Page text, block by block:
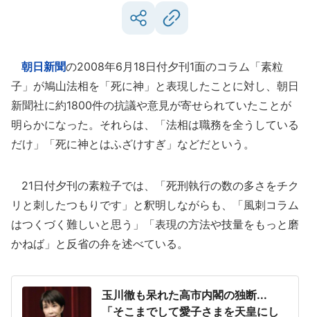
朝日新聞の2008年6月18日付夕刊1面のコラム「素粒
子」が鳩山法相を「死に神」と表現したことに対し、朝日
新聞社に約1800件の抗議や意見が寄せられていたことが
明らかになった。それらは、「法相は職務を全うしている
だけ」「死に神とはふざけすぎ」などだという。
21日付夕刊の素粒子では、「死刑執行の数の多さをチク
リと刺したつもりです」と釈明しながらも、「風刺コラム
はつくづく難しいと思う」「表現の方法や技量をもっと磨
かねば」と反省の弁を述べている。
玉川徹も呆れた高市内閣の独断...
「そこまでして愛子さまを天皇にし